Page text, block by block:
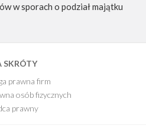
w sporach o podział majątku
SKRÓTY
prawna firm
osób fizycznych
prawny